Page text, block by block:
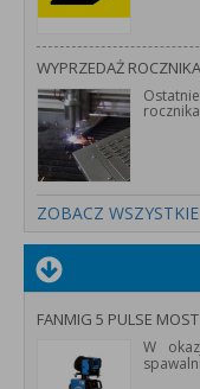
WYPRZEDAŻ ROCZNIKA
ZOBACZ WSZYSTKIE
FANMIG 5 PULSE MOST
W